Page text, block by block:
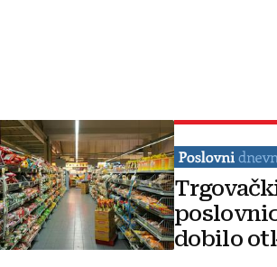
dobilo